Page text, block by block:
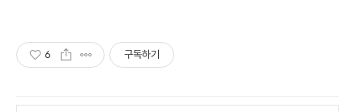
6 구독하기